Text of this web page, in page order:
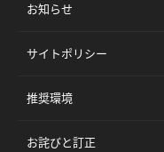
お知らせ
サイトポリシー
推奨環境
お詫びと訂正